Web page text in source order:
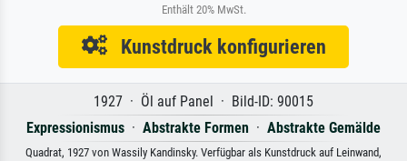
Enthält 20% MwSt.
Kunstdruck konfigurieren
1927 · Öl auf Panel · Bild-ID: 90015
Expressionismus · Abstrakte Formen · Abstrakte Gemälde
Quadrat, 1927 von Wassily Kandinsky. Verfügbar als Kunstdruck auf Leinwand,